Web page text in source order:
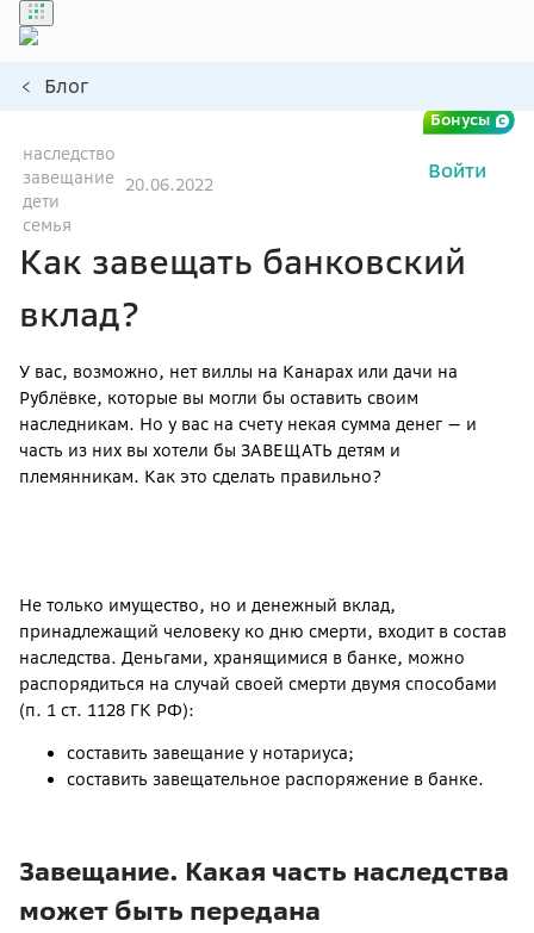
Бонусы
Войти
Блог
наследство
завещание
дети
семья
20.06.2022
Как завещать банковский
вклад?
У вас, возможно, нет виллы на Канарах или дачи на
Рублёвке, которые вы могли бы оставить своим
наследникам. Но у вас на счету некая сумма денег — и
часть из них вы хотели бы ЗАВЕЩАТЬ детям и
племянникам. Как это сделать правильно?
Не только имущество, но и денежный вклад,
принадлежащий человеку ко дню смерти, входит в состав
наследства. Деньгами, хранящимися в банке, можно
распорядиться на случай своей смерти двумя способами
(п. 1 ст. 1128 ГК РФ):
составить завещание у нотариуса;
составить завещательное распоряжение в банке.
Завещание. Какая часть наследства
может быть передана